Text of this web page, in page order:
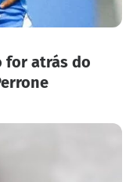
for atrás do